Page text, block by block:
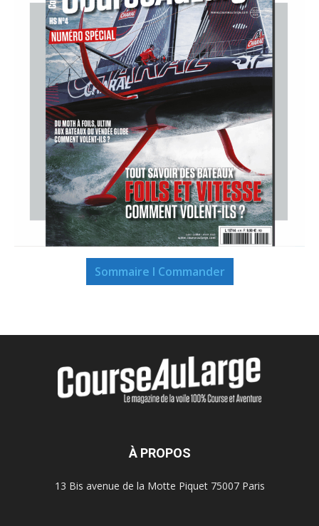
Sommaire I Commander
À PROPOS
13 Bis avenue de la Motte Piquet 75007 Paris